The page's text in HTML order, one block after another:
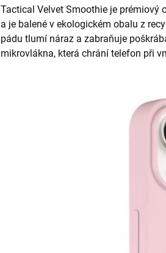
Tactical Velvet Smoothie je prémiový
a je balené v ekologickém obalu z
pádu tlumí náraz a zabraňuje
mikrovlákna, která chrání telefon při